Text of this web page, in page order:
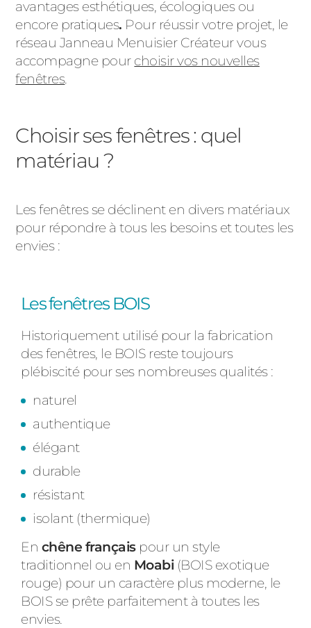
avantages esthétiques, écologiques ou
encore pratiques. Pour réussir votre projet, le
réseau Janneau Menuisier Créateur vous
accompagne pour choisir vos nouvelles
fenêtres.
Choisir ses fenêtres : quel
matériau ?
Les fenêtres se déclinent en divers matériaux
pour répondre à tous les besoins et toutes les
envies :
Les fenêtres BOIS
Historiquement utilisé pour la fabrication
des fenêtres, le BOIS reste toujours
plébiscité pour ses nombreuses qualités :
naturel
authentique
élégant
durable
résistant
isolant (thermique)
En chêne françaispour un style
traditionnel ou en Moabi(BOIS exotique
rouge) pour un caractère plus moderne, le
BOIS se prête parfaitement à toutes les
envies.
PVC
ALUMINIUM
ACIER
PORTAILS ET PORTILLONS
CLÔTURES